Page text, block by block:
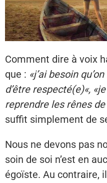
Comment dire à voix
que : «j’ai besoin
d’être respecté(e)«,
reprendre les rênes
suffit simplement de
Nous ne devons pas
soin de soi n’est en
égoïste. Au contraire,